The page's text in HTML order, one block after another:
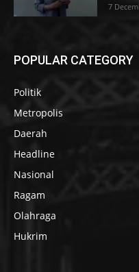
7
POPULAR CATEGORY
Politik
Metropolis
Daerah
Headline
Nasional
Ragam
Olahraga
Hukrim